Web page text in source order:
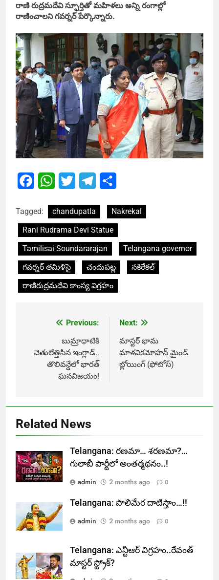
రాణి రుద్రమదేవి స్ఫూర్తితో మహిళలు అన్ని రంగాల్లో
రాణించాలని గవర్నర్ పేర్కొన్నారు.
FacebookWhatsApp
Twitter Telegram
Tagged: chandupatla
Nakrekal
Rani Rudrama Devi Statue
Tamilisai Soundararajan
Telangana governor
గవర్నర్ తమిళిసై
చందుపట్ల
నకిరేకల్
రాణిరుద్రమదేవి కాంస్య విగ్రహం
navigation
Previous:
బుమ్రాధాటికి
చెతులేత్తిసిన ఇంగ్లాడ్..
తొలివన్డేలో భారత్
ఘనవిజయం!
Next:
మాస్టర్ భామ
మాళవికమోహన్ మైండ్
బ్లోయింగ్ (ఫోటోస్)
Related News
Telangana: రణమా… శరణమా?…
గులాబీ పార్టీలో అంతర్మథనం..!
admin
2 months ago 0
Telangana: పొలిమేర దాటిస్తాం…!!
admin
2 months ago 0
Telangana: ఎన్టీఆర్ విగ్రహం..రేవంత్
మాస్టర్ స్ట్రోక్‌?